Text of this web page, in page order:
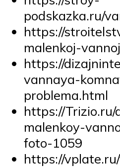
podskazka.ru/
https://
malenkoj-
https://
vannaya-
problema.html
https://Trizio.ru/
malenkoy-
foto-1059
https://